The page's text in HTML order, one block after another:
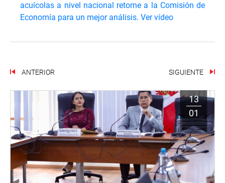
acuícolas a nivel nacional retorne a la Comisión de
Economía para un mejor análisis. Ver vídeo
ANTERIOR SIGUIENTE
13
01